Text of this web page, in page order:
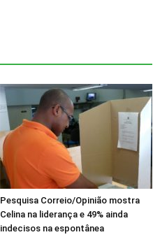
Pesquisa Correio/Opinião mostra
Celina na liderança e 49% ainda
indecisos na espontânea